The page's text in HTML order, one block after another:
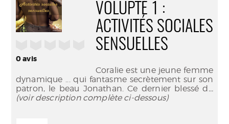
0avis
VOLUPTÉ 1 :
ACTIVITÉS SOCIALES
SENSUELLES
Coralie est une jeune femme
dynamique ... qui fantasme secrètement sur son
patron, le beau Jonathan. Ce dernier blessé d...
(voir description complète ci-dessous)